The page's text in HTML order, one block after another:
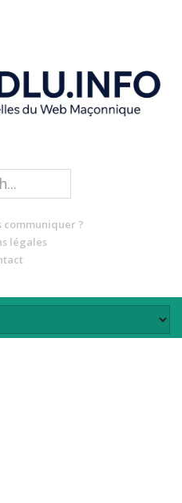
communiquer ?
légales